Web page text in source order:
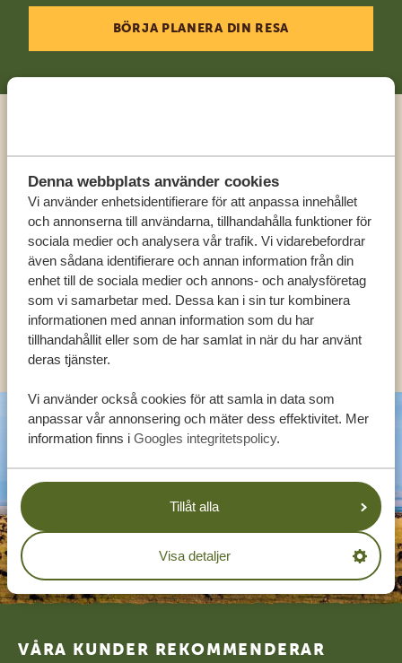
Denna webbplats använder cookies
Vi använder enhetsidentifierare för att anpassa innehållet
och annonserna till användarna, tillhandahålla funktioner för
sociala medier och analysera vår trafik. Vi vidarebefordrar
även sådana identifierare och annan information från din
enhet till de sociala medier och annons- och analysföretag
som vi samarbetar med. Dessa kan i sin tur kombinera
informationen med annan information som du har
tillhandahållit eller som de har samlat in när du har använt
deras tjänster.
Vi använder också cookies för att samla in data som
anpassar vår annonsering och mäter dess effektivitet. Mer
information finns i Googles integritetspolicy.
Tillåt alla
Visa detaljer
BÖRJA PLANERA DIN RESA
Ring en expert
FÅ PERSONLIG RÅDGIVNING FRÅN VÅRA
EXPERTER
SV:+31 174 788 108
KONTAKT
Footer
VÅRA KUNDER REKOMMENDERAR